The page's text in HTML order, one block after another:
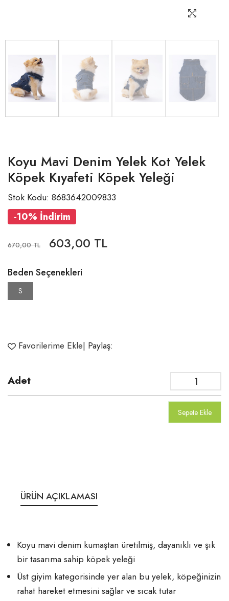
Koyu Mavi Denim Yelek Kot Yelek
Köpek Kıyafeti Köpek Yeleği
Stok Kodu: 8683642009833
-10% İndirim
670,00 TL 603,00 TL
Beden Seçenekleri
S
Favorilerime Ekle| Paylaş:
Adet
Sepete Ekle
ÜRÜN AÇIKLAMASI
Koyu mavi denim kumaştan üretilmiş, dayanıklı ve şık
bir tasarıma sahip köpek yeleği
Üst giyim kategorisinde yer alan bu yelek, köpeğinizin
rahat hareket etmesini sağlar ve sıcak tutar